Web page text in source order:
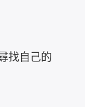
找自己的